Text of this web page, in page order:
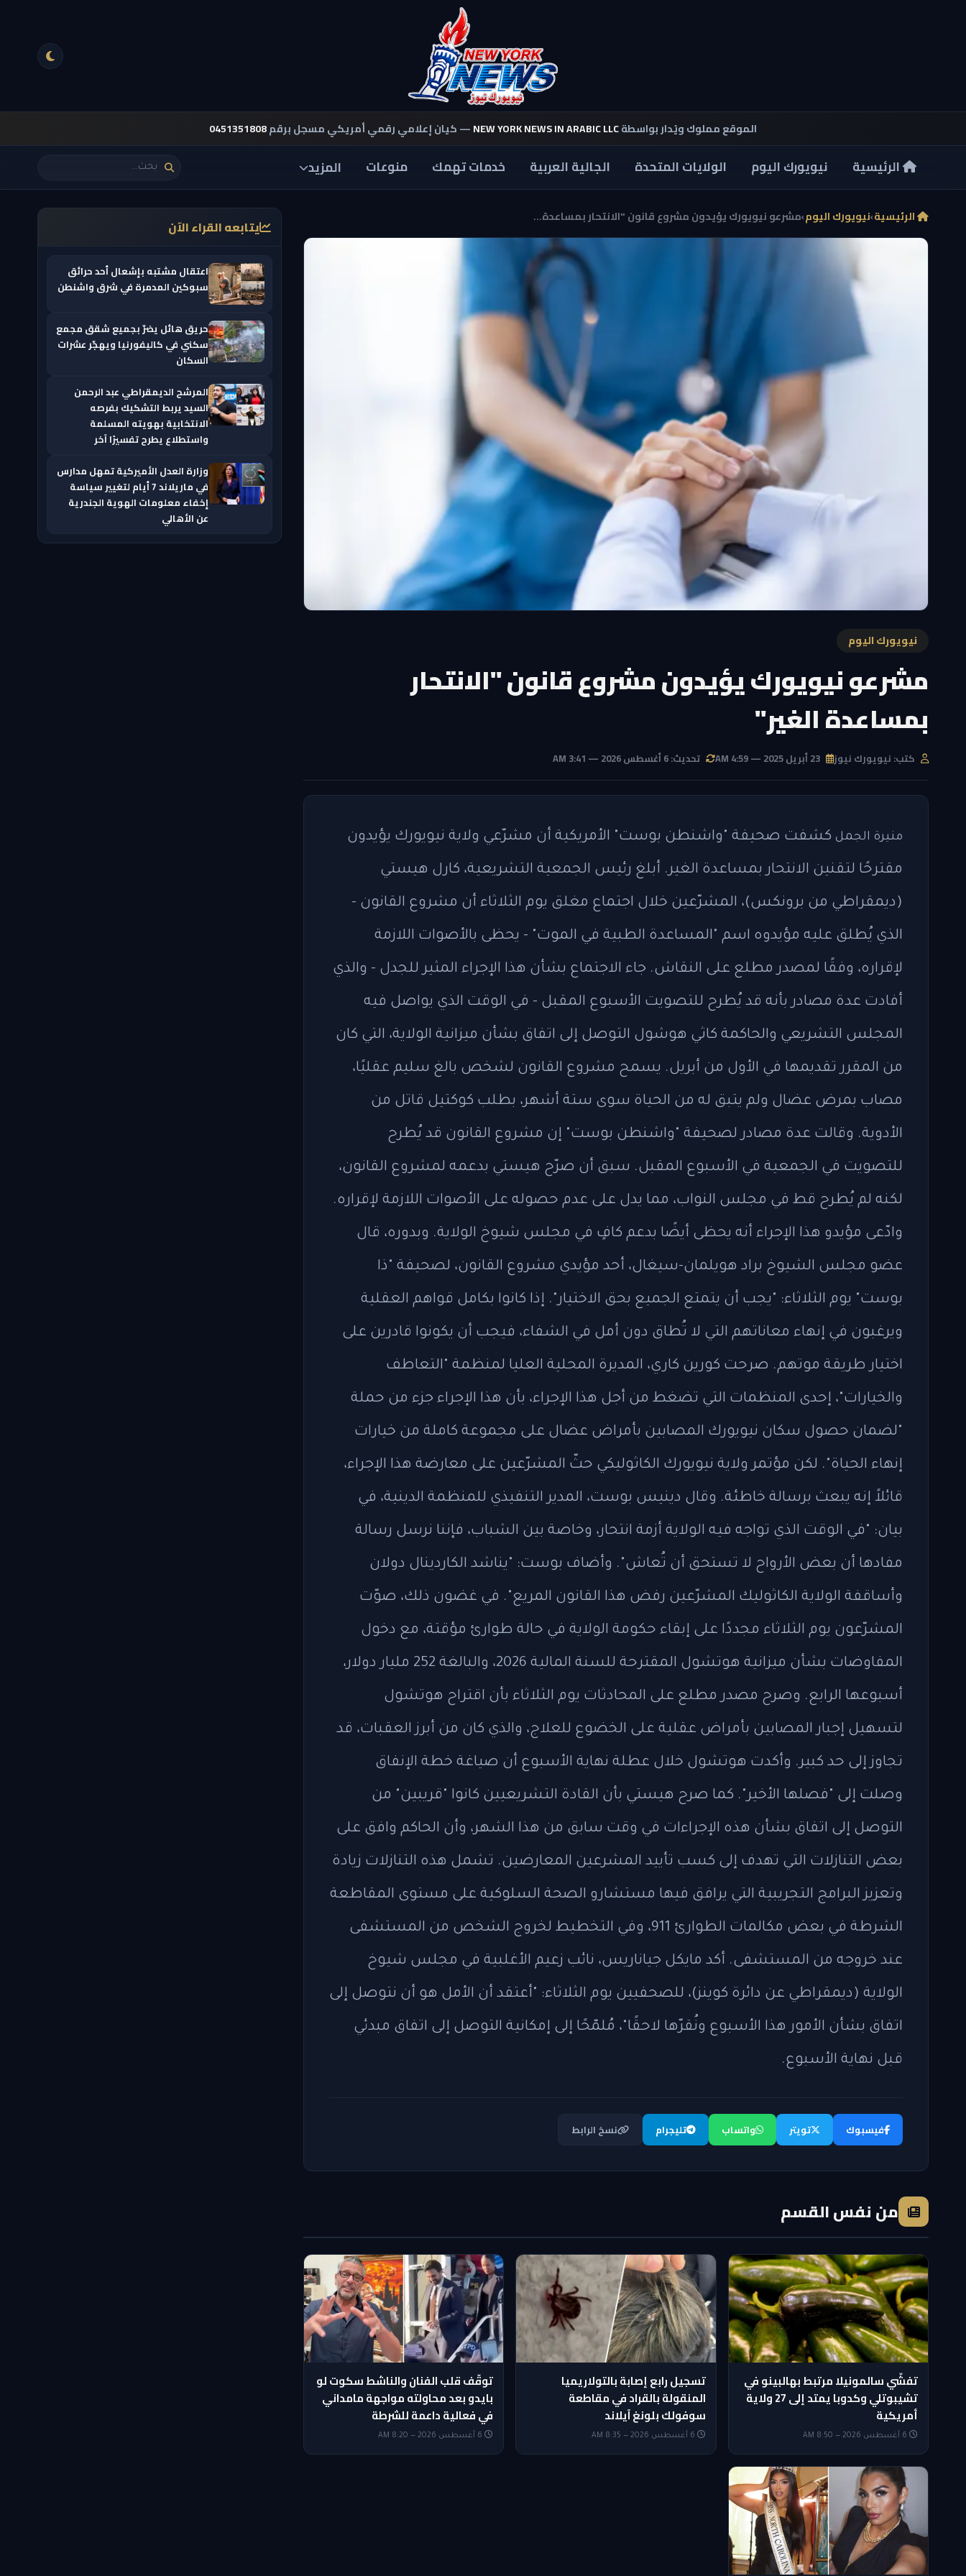
الموقع مملوك ويُدار بواسطةNEW YORK NEWS IN ARABIC LLC— كيان إعلامي رقمي أمريكي مسجل برقم0451351808
الرئيسية نيويورك اليوم الولايات المتحدة الجالية العربية خدمات تهمك منوعات المزيد
الرئيسية›نيويورك اليوم›مشرعو نيويورك يؤيدون مشروع قانون "الانتحار بمساعدة...
نيويورك اليوم
مشرعو نيويورك يؤيدون مشروع قانون "الانتحار
بمساعدة الغير"
كتب: نيويورك نيوز تحديث: 6 أغسطس 2026 — 3:41 AM
منيرة الجمل كشفت صحيفة "واشنطن بوست" الأمريكية أن مشرّعي ولاية نيويورك يؤيدون
مقترحًا لتقنين الانتحار بمساعدة الغير. أبلغ رئيس الجمعية التشريعية، كارل هيستي
(ديمقراطي من برونكس)، المشرّعين خلال اجتماع مغلق يوم الثلاثاء أن مشروع القانون -
الذي يُطلق عليه مؤيدوه اسم "المساعدة الطبية في الموت" - يحظى بالأصوات اللازمة
لإقراره، وفقًا لمصدر مطلع على النقاش. جاء الاجتماع بشأن هذا الإجراء المثير للجدل - والذي
أفادت عدة مصادر بأنه قد يُطرح للتصويت الأسبوع المقبل - في الوقت الذي يواصل فيه
المجلس التشريعي والحاكمة كاثي هوشول التوصل إلى اتفاق بشأن ميزانية الولاية، التي كان
من المقرر تقديمها في الأول من أبريل. يسمح مشروع القانون لشخص بالغ سليم عقليًا،
مصاب بمرض عضال ولم يتبق له من الحياة سوى ستة أشهر، بطلب كوكتيل قاتل من
الأدوية. وقالت عدة مصادر لصحيفة "واشنطن بوست" إن مشروع القانون قد يُطرح
للتصويت في الجمعية في الأسبوع المقبل. سبق أن صرّح هيستي بدعمه لمشروع القانون،
لكنه لم يُطرح قط في مجلس النواب، مما يدل على عدم حصوله على الأصوات اللازمة لإقراره.
وادّعى مؤيدو هذا الإجراء أنه يحظى أيضًا بدعم كافٍ في مجلس شيوخ الولاية. وبدوره، قال
عضو مجلس الشيوخ براد هويلمان-سيغال، أحد مؤيدي مشروع القانون، لصحيفة "ذا
بوست" يوم الثلاثاء: "يجب أن يتمتع الجميع بحق الاختيار". إذا كانوا بكامل قواهم العقلية
ويرغبون في إنهاء معاناتهم التي لا تُطاق دون أمل في الشفاء، فيجب أن يكونوا قادرين على
اختيار طريقة موتهم. صرحت كورين كاري، المديرة المحلية العليا لمنظمة "التعاطف
والخيارات"، إحدى المنظمات التي تضغط من أجل هذا الإجراء، بأن هذا الإجراء جزء من حملة
"لضمان حصول سكان نيويورك المصابين بأمراض عضال على مجموعة كاملة من خيارات
إنهاء الحياة". لكن مؤتمر ولاية نيويورك الكاثوليكي حثّ المشرّعين على معارضة هذا الإجراء،
قائلاً إنه يبعث برسالة خاطئة. وقال دينيس بوست، المدير التنفيذي للمنظمة الدينية، في
بيان: "في الوقت الذي تواجه فيه الولاية أزمة انتحار، وخاصة بين الشباب، فإننا نرسل رسالة
مفادها أن بعض الأرواح لا تستحق أن تُعاش". وأضاف بوست: "يناشد الكاردينال دولان
وأساقفة الولاية الكاثوليك المشرّعين رفض هذا القانون المريع". في غضون ذلك، صوّت
المشرّعون يوم الثلاثاء مجددًا على إبقاء حكومة الولاية في حالة طوارئ مؤقتة، مع دخول
المفاوضات بشأن ميزانية هوتشول المقترحة للسنة المالية 2026، والبالغة 252 مليار دولار،
أسبوعها الرابع. وصرح مصدر مطلع على المحادثات يوم الثلاثاء بأن اقتراح هوتشول
لتسهيل إجبار المصابين بأمراض عقلية على الخضوع للعلاج، والذي كان من أبرز العقبات، قد
تجاوز إلى حد كبير. وأكدت هوتشول خلال عطلة نهاية الأسبوع أن صياغة خطة الإنفاق
وصلت إلى "فصلها الأخير". كما صرح هيستي بأن القادة التشريعيين كانوا "قريبين" من
التوصل إلى اتفاق بشأن هذه الإجراءات في وقت سابق من هذا الشهر، وأن الحاكم وافق على
بعض التنازلات التي تهدف إلى كسب تأييد المشرعين المعارضين. تشمل هذه التنازلات زيادة
وتعزيز البرامج التجريبية التي يرافق فيها مستشارو الصحة السلوكية على مستوى المقاطعة
الشرطة في بعض مكالمات الطوارئ 911، وفي التخطيط لخروج الشخص من المستشفى
عند خروجه من المستشفى. أكد مايكل جياناريس، نائب زعيم الأغلبية في مجلس شيوخ
الولاية (ديمقراطي عن دائرة كوينز)، للصحفيين يوم الثلاثاء: "أعتقد أن الأمل هو أن نتوصل إلى
اتفاق بشأن الأمور هذا الأسبوع ونُقرّها لاحقًا"، مُلمّحًا إلى إمكانية التوصل إلى اتفاق مبدئي
قبل نهاية الأسبوع.
فيسبوك تويتر واتساب تليجرام نسخ الرابط
من نفس القسم
تفشّي سالمونيلا مرتبط بهالبينو في
تشيبوتلي وكدوبا يمتد إلى 27 ولاية
أمريكية
تسجيل رابع إصابة بالتولاريميا
المنقولة بالقراد في مقاطعة
سوفولك بلونغ آيلاند
توقّف قلب الفنان والناشط سكوت لو
بايدو بعد محاولته مواجهة مامداني
في فعالية داعمة للشرطة
6 أغسطس 2026 — 8:20 AM
يتابعه القراء الآن
اعتقال مشتبه بإشعال أحد حرائق
سبوكين المدمرة في شرق واشنطن
حريق هائل يضرّ بجميع شقق مجمع
سكني في كاليفورنيا ويهجّر عشرات
السكان
المرشح الديمقراطي عبد الرحمن
السيد يربط التشكيك بفرصه
الانتخابية بهويته المسلمة
واستطلاع يطرح تفسيرًا آخر
وزارة العدل الأميركية تمهل مدارس
في ماريلاند 7 أيام لتغيير سياسة
إخفاء معلومات الهوية الجندرية
عن الأهالي